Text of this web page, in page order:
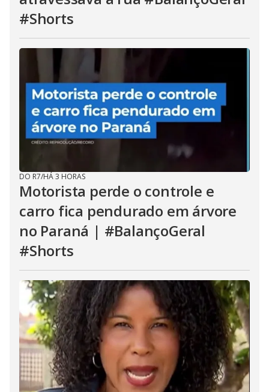
#Shorts
DO R7/HÁ 3 HORAS
Motorista perde o controle e
carro fica pendurado em árvore
no Paraná | #BalançoGeral
#Shorts